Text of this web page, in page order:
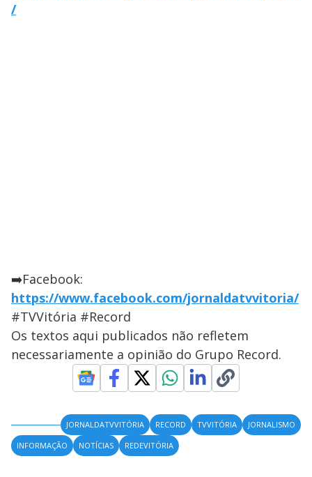
/
➡️Facebook:
https://www.facebook.com/jornaldatvvitoria/
#TVVitória #Record
Os textos aqui publicados não refletem
necessariamente a opinião do Grupo Record.
JORNALDATVVITÓRIA RECORD TVVITÓRIA
JORNALISMO
INFORMAÇÃO
NOTÍCIAS REDEVITÓRIA